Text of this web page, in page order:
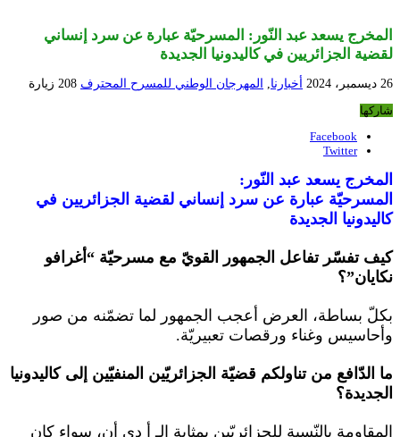
المخرج يسعد عبد النّور: المسرحيّة عبارة عن سرد إنساني
لقضية الجزائريين في كاليدونيا الجديدة
26 ديسمبر، 2024 أخبارنا, المهرجان الوطني للمسرح المحترف 208 زيارة
شاركها
Facebook
Twitter
المخرج يسعد عبد النّور:
المسرحيّة عبارة عن سرد إنساني لقضية الجزائريين في
كاليدونيا الجديدة
كيف تفسّر تفاعل الجمهور القويّ مع مسرحيّة “أغرافو
نكايان”؟
بكلّ بساطة، العرض أعجب الجمهور لما تضمّنه من صور
وأحاسيس وغناء ورقصات تعبيريّة.
ما الدّافع من تناولكم قضيّة الجزائريّين المنفيّين إلى كاليدونيا
الجديدة؟
المقاومة بالنّسبة للجزائريّين بمثابة الـ أ دي أن، سواء كان